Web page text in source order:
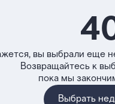
вы выбрали еще
Возвращайтесь к
пока мы
Выбрать